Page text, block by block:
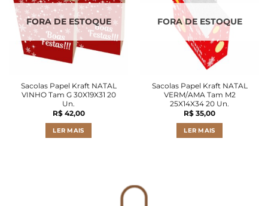
FORA DE ESTOQUE
Sacolas Papel Kraft NATAL
VINHO Tam G 30X19X31 20
Un.
R$42,00
LER MAIS
FORA DE ESTOQUE
Sacolas Papel Kraft NATAL
VERM/AMA Tam M2
25X14X34 20 Un.
R$ 35,00
LER MAIS